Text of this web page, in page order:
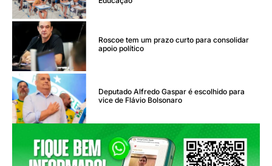
Roscoe tem um prazo curto para consolidar
apoio político
Deputado Alfredo Gaspar é escolhido para
vice de Flávio Bolsonaro